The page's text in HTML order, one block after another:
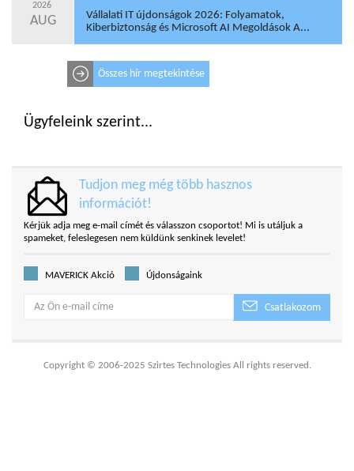
2026
AUG
Vállalati IT újdonságok 2026: Folyamatok,
Kiberbiztonság és Microsoft AI Megoldások A...
Összes hír megtekintése
Ügyfeleink szerint...
Tudjon meg még több hasznos
információt!
Kérjük adja meg e-mail címét és válasszon csoportot! Mi is utáljuk a
spameket, feleslegesen nem küldünk senkinek levelet!
MAVERICK Akció Újdonságaink
Csatlakozom
Copyright © 2006-2025 Szirtes Technologies All rights reserved.